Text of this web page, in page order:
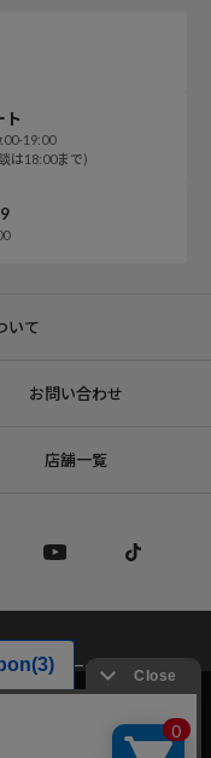
ト
19:00
は18:00まで)
いて
お問い合わせ
店舗一覧
テナブルマークについて
物営業法に基づく表記
適な提供、トラフィック